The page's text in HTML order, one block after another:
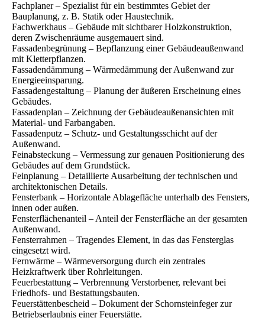
Fachplaner – Spezialist für ein bestimmtes Gebiet der
Bauplanung, z. B. Statik oder Haustechnik.
Fachwerkhaus – Gebäude mit sichtbarer Holzkonstruktion,
deren Zwischenräume ausgemauert sind.
Fassadenbegrünung – Bepflanzung einer Gebäudeaußenwand
mit Kletterpflanzen.
Fassadendämmung – Wärmedämmung der Außenwand zur
Energieeinsparung.
Fassadengestaltung – Planung der äußeren Erscheinung eines
Gebäudes.
Fassadenplan – Zeichnung der Gebäudeaußenansichten mit
Material- und Farbangaben.
Fassadenputz – Schutz- und Gestaltungsschicht auf der
Außenwand.
Feinabsteckung – Vermessung zur genauen Positionierung des
Gebäudes auf dem Grundstück.
Feinplanung – Detaillierte Ausarbeitung der technischen und
architektonischen Details.
Fensterbank – Horizontale Ablagefläche unterhalb des Fensters,
innen oder außen.
Fensterflächenanteil – Anteil der Fensterfläche an der gesamten
Außenwand.
Fensterrahmen – Tragendes Element, in das das Fensterglas
eingesetzt wird.
Fernwärme – Wärmeversorgung durch ein zentrales
Heizkraftwerk über Rohrleitungen.
Feuerbestattung – Verbrennung Verstorbener, relevant bei
Friedhofs- und Bestattungsbauten.
Feuerstättenbescheid – Dokument der Schornsteinfeger zur
Betriebserlaubnis einer Feuerstätte.